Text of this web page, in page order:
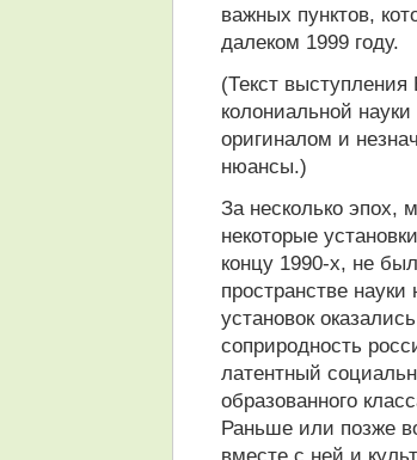
важных пунктов,
далеком 1999 году.
(Текст
колониальной
оригиналом и
нюансы.)
За несколько эпох,
некоторые
концу 1990-х, не
пространстве
установок
соприродность
латентный
образованного
Раньше или позже